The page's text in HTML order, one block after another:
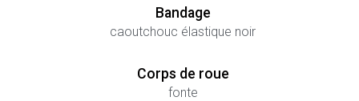
Bandage
caoutchouc élastique noir
Corps de roue
fonte